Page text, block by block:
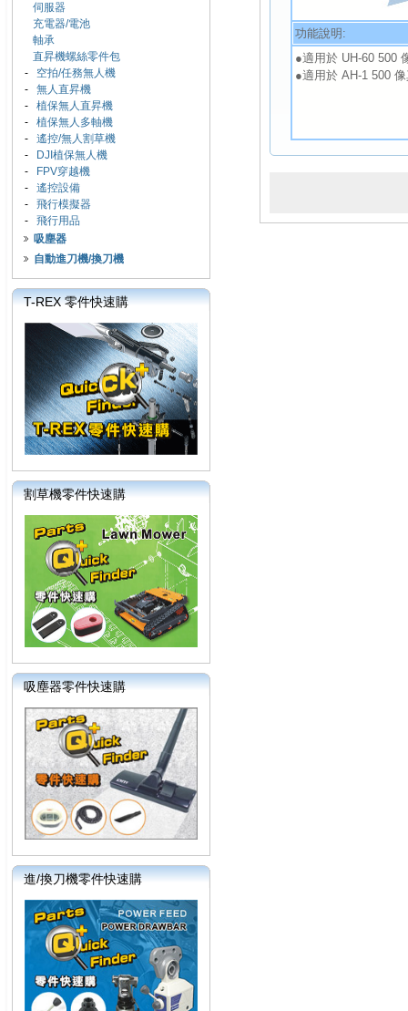
伺服器
充電器/電池
軸承
直昇機螺絲零件包
- 空拍/任務無人機
- 無人直昇機
- 植保無人直昇機
- 植保無人多軸機
- 遙控/無人割草機
-
DJI植保無人機
-
FPV穿越機
- 遙控設備
- 飛行模擬器
- 飛行用品
吸塵器
自動進刀機/換刀機
T-REX 零件快速購
割草機零件快速購
吸塵器零件快速購
進/換刀機零件快速購
功能說明:
●適用於 UH-60 500
●適用於 AH-1 500